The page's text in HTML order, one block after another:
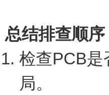
总结排查顺序
检查PCB是
局。